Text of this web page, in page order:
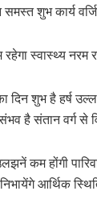
शुभ कार्य
स्वास्थ्य
शुभ है हर्ष
संभव है संतान वर्ग
कम होंगी
आर्थिक